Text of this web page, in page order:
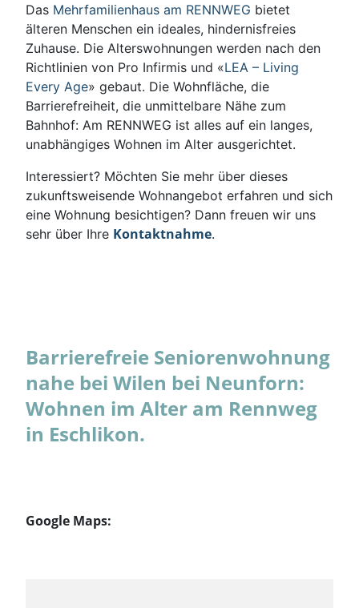
Das Mehrfamilienhaus am RENNWEG bietet
älteren Menschen ein ideales, hindernisfreies
Zuhause. Die Alterswohnungen werden nach den
Richtlinien von Pro Infirmis und «LEA – Living
Every Age» gebaut. Die Wohnfläche, die
Barrierefreiheit, die unmittelbare Nähe zum
Bahnhof: Am RENNWEG ist alles auf ein langes,
unabhängiges Wohnen im Alter ausgerichtet.
Interessiert? Möchten Sie mehr über dieses
zukunftsweisende Wohnangebot erfahren und sich
eine Wohnung besichtigen? Dann freuen wir uns
sehr über Ihre Kontaktnahme.
Barrierefreie Seniorenwohnung
nahe bei Wilen bei Neunforn:
Wohnen im Alter am Rennweg
in Eschlikon.
Google Maps: